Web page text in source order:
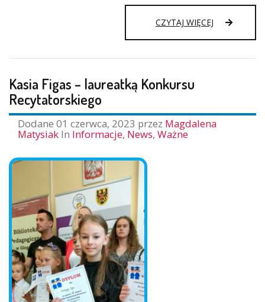
CZYTAJ WIĘCEJ WYCIECZKA
–
Kasia Figas – laureatką Konkursu
Recytatorskiego
Dodane 01 czerwca, 2023 przez Magdalena
Matysiak In Informacje, News, Ważne